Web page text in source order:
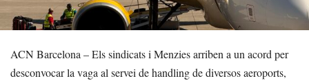
ACN Barcelona – Els sindicats i Menzies arriben a un acord per
desconvocar la vaga al servei de handling de diversos aeroports,